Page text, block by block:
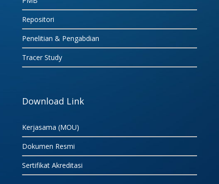
Repositori
Penelitian & Pengabdian
Tracer Study
Download Link
Kerjasama (MOU)
Dokumen Resmi
Sertifikat Akreditasi